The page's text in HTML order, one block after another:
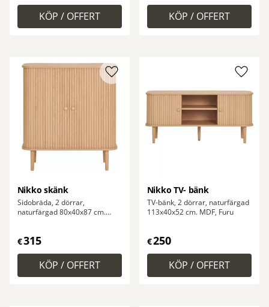
Nikko skänk
Sidobräda, 2 dörrar,
naturfärgad 80x40x87 cm.
€315
Lägg till i favoriter
Nikko TV- bänk
TV-bänk, 2 dörrar, naturfärgad
113x40x52 cm. MDF, Furu
€250
Lägg